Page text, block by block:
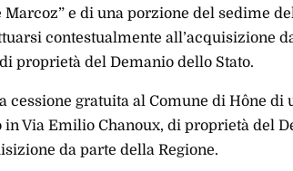
Marcoz” e di una porzione del sedime
contestualmente all’acquisizione
proprietà del Demanio dello Stato.
cessione gratuita al Comune di Hône di
Via Emilio Chanoux, di proprietà del
da parte della Regione.